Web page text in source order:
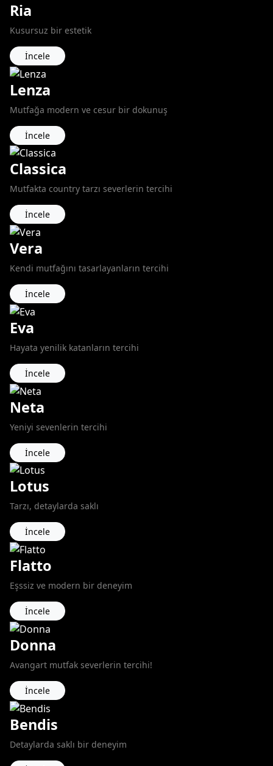
Ria
Kusursuz bir estetik
İncele
Lenza
Mutfağa modern ve cesur bir dokunuş
İncele
Classica
Mutfakta country tarzı severlerin tercihi
İncele
Vera
Kendi mutfağını tasarlayanların tercihi
İncele
Eva
Hayata yenilik katanların tercihi
İncele
Neta
Yeniyi sevenlerin tercihi
İncele
Lotus
Tarzı, detaylarda saklı
İncele
Flatto
Eşssiz ve modern bir deneyim
İncele
Donna
Avangart mutfak severlerin tercihi!
İncele
Bendis
Detaylarda saklı bir deneyim